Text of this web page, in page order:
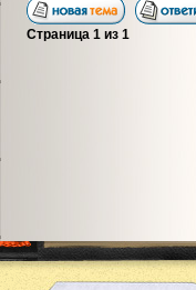
Страница 1 из 1